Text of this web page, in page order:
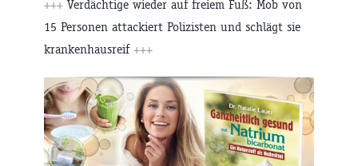
+++ Verdächtige wieder auf freiem Fuß: Mob von
15 Personen attackiert Polizisten und schlägt sie
krankenhausreif +++